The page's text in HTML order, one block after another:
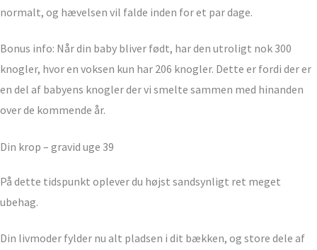
normalt, og hævelsen vil falde inden for et par dage.
Bonus info: Når din baby bliver født, har den utroligt nok 300
knogler, hvor en voksen kun har 206 knogler. Dette er fordi der er
en del af babyens knogler der vi smelte sammen med hinanden
over de kommende år.
Din krop – gravid uge 39
På dette tidspunkt oplever du højst sandsynligt ret meget
ubehag.
Din livmoder fylder nu alt pladsen i dit bækken, og store dele af